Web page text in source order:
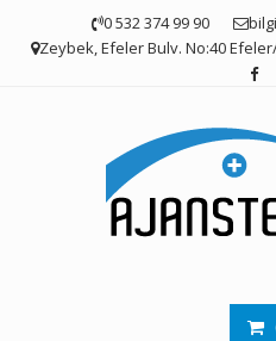
0 532 374 99 90
Zeybek, Efeler Bulv. No:40